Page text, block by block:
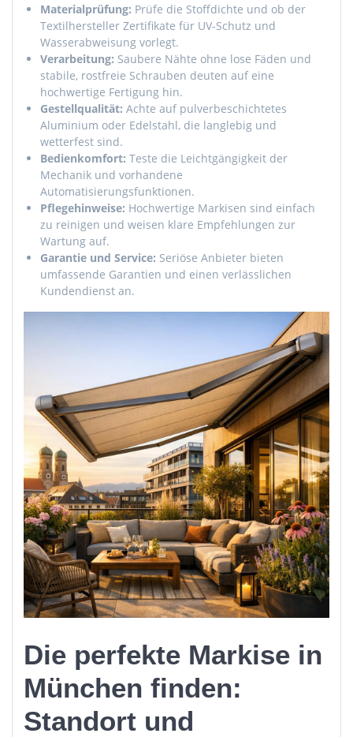
Materialprüfung: Prüfe die Stoffdichte und ob der
Textilhersteller Zertifikate für UV-Schutz und
Wasserabweisung vorlegt.
Verarbeitung: Saubere Nähte ohne lose Fäden und
stabile, rostfreie Schrauben deuten auf eine
hochwertige Fertigung hin.
Gestellqualität: Achte auf pulverbeschichtetes
Aluminium oder Edelstahl, die langlebig und
wetterfest sind.
Bedienkomfort: Teste die Leichtgängigkeit der
Mechanik und vorhandene
Automatisierungsfunktionen.
Pflegehinweise: Hochwertige Markisen sind einfach
zu reinigen und weisen klare Empfehlungen zur
Wartung auf.
Garantie und Service: Seriöse Anbieter bieten
umfassende Garantien und einen verlässlichen
Kundendienst an.
Die perfekte Markise in
München finden:
Standort und